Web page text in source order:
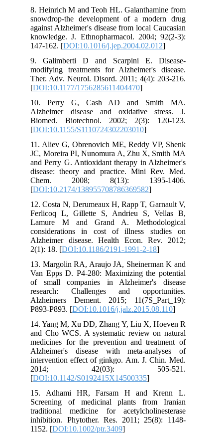
8. Heinrich M and Teoh HL. Galanthamine from
snowdrop-the development of a modern drug
against Alzheimer's disease from local Caucasian
knowledge. J. Ethnopharmacol. 2004; 92(2-3):
147-162. [DOI:10.1016/j.jep.2004.02.012
9. Galimberti D and Scarpini E. Disease-
modifying treatments for Alzheimer's disease.
Ther. Adv. Neurol. Disord. 2011; 4(4): 203-216.
[DOI:10.1177/1756285611404470
10. Perry G, Cash AD and Smith MA.
Alzheimer disease and oxidative stress. J.
Biomed. Biotechnol. 2002; 2(3): 120-123.
[DOI:10.1155/S1110724302203010
11. Aliev G, Obrenovich ME, Reddy VP, Shenk
JC, Moreira PI, Nunomura A, Zhu X, Smith MA
and Perry G. Antioxidant therapy in Alzheimer's
disease: theory and practice. Mini Rev. Med.
Chem. 2008; 8(13): 1395-1406.
[DOI:10.2174/138955708786369582
12. Costa N, Derumeaux H, Rapp T, Garnault V,
Ferlicoq L, Gillette S, Andrieu S, Vellas B,
Lamure M and Grand A. Methodological
considerations in cost of illness studies on
Alzheimer disease. Health Econ. Rev. 2012;
2(1): 18. [DOI:10.1186/2191-1991-2-18
13. Margolin RA, Araujo JA, Sheinerman K and
Van Epps D. P4‐280: Maximizing the potential
of small companies in Alzheimer's disease
research: Challenges and opportunities.
Alzheimers Dement. 2015; 11(7S_Part_19):
P893-P893. [DOI:10.1016/j.jalz.2015.08.110
14. Yang M, Xu DD, Zhang Y, Liu X, Hoeven R
and Cho WCS. A systematic review on natural
medicines for the prevention and treatment of
Alzheimer's disease with meta-analyses of
intervention effect of ginkgo. Am. J. Chin. Med.
2014; 42(03): 505-521.
[DOI:10.1142/S0192415X14500335
15. Adhami HR, Farsam H and Krenn L.
Screening of medicinal plants from Iranian
traditional medicine for acetylcholinesterase
inhibition. Phytother. Res. 2011; 25(8): 1148-
1152. [DOI:10.1002/ptr.3409